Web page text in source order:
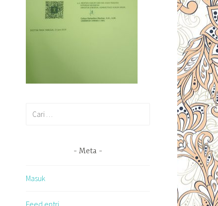
Meta
Masuk
Feed entri